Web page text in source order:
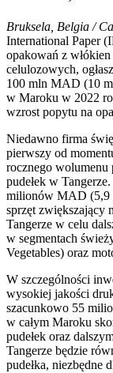
Bruksela, Belgia /
International Paper
opakowań z
celulozowych,
100 mln MAD (10
w Maroku w 2022
wzrost popytu na
Niedawno firma
pierwszy od
rocznego
pudełek w
milionów MAD (5,9
sprzęt zwiększający
Tangerze w celu
w segmentach
Vegetables) oraz
W szczególności
wysokiej jakości
szacunkowo 55
w całym Maroku
pudełek oraz
Tangerze będzie
pudełka, niezbędne